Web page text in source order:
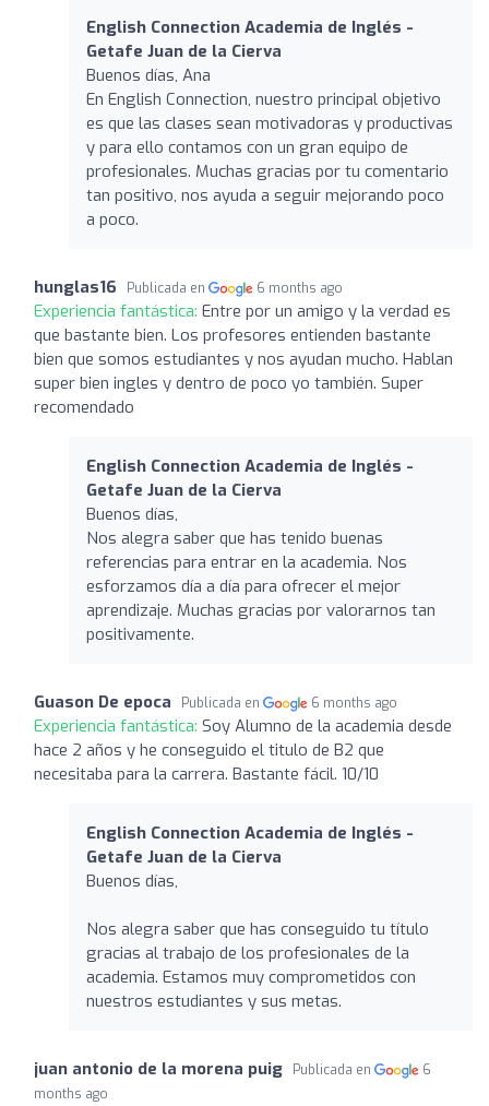
English Connection Academia de Inglés -
Getafe Juan de la Cierva
Buenos días, Ana
En English Connection, nuestro principal objetivo
es que las clases sean motivadoras y productivas
y para ello contamos con un gran equipo de
profesionales. Muchas gracias por tu comentario
tan positivo, nos ayuda a seguir mejorando poco
a poco.
hunglas16 Publicada en 6 months ago
Experiencia fantástica: Entre por un amigo y la verdad es
que bastante bien. Los profesores entienden bastante
bien que somos estudiantes y nos ayudan mucho. Hablan
super bien ingles y dentro de poco yo también. Super
recomendado
English Connection Academia de Inglés -
Getafe Juan de la Cierva
Buenos días,
Nos alegra saber que has tenido buenas
referencias para entrar en la academia. Nos
esforzamos día a día para ofrecer el mejor
aprendizaje. Muchas gracias por valorarnos tan
positivamente.
Guason De epoca Publicada en 6 months ago
Experiencia fantástica: Soy Alumno de la academia desde
hace 2 años y he conseguido el titulo de B2 que
necesitaba para la carrera. Bastante fácil. 10/10
English Connection Academia de Inglés -
Getafe Juan de la Cierva
Buenos días,
Nos alegra saber que has conseguido tu título
gracias al trabajo de los profesionales de la
academia. Estamos muy comprometidos con
nuestros estudiantes y sus metas.
juan antonio de la morena puig Publicada en
6
months ago